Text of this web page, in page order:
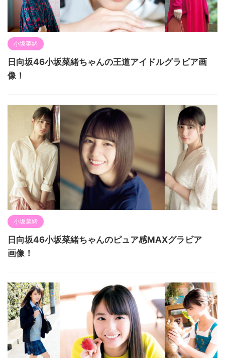
小坂菜緒
日向坂46小坂菜緒ちゃんの王道アイドルグラビア画
像！
小坂菜緒
日向坂46小坂菜緒ちゃんのピュア感MAXグラビア
画像！